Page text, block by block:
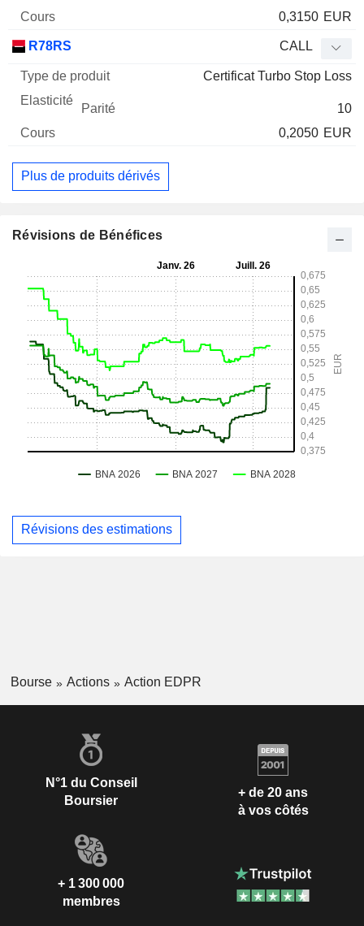
0,3150 EUR
R78RS CALL
Certificat Turbo Stop Loss
10
0,2050 EUR
Plus de produits dérivés
Révisions de Bénéfices
Révisions des estimations
Bourse Actions Action EDPR
N°1 du Conseil
Boursier
+ de 20 ans
à vos côtés
+ 1 300 000
membres